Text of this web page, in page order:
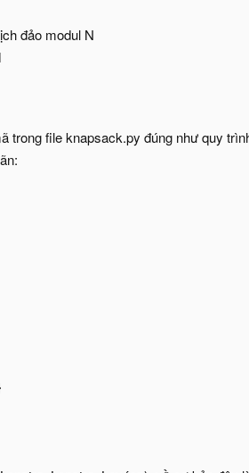
đảo modul N
trong file knapsack.py đúng như quy